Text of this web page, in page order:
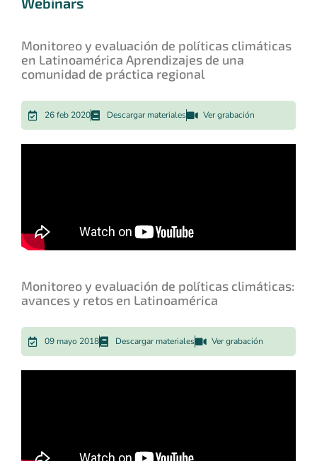
Monitoreo y evaluación de políticas climáticas
en Latinoamérica Aprendizajes de una
comunidad de práctica regional
26 feb 2020 Descargar materiales Ver grabación
Monitoreo y evaluación de políticas climáticas:
avances y retos en Latinoamérica
09 mayo 2018 Descargar materiales Ver grabación